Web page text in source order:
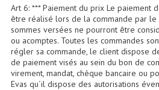
Moteurs Pavillons
Tweeters Pour
Lecteurs Audio &
Platines Disque
Art 6: *** Paiement du prix Le paiement
être réalisé lors de la commande par le
sommes versées ne pourront être
ou acomptes. Toutes les commandes
régler sa commande, le client dispose
de paiement visés au sein du bon de
virement, mandat, chèque bancaire ou
Evas qu´il dispose des autorisations